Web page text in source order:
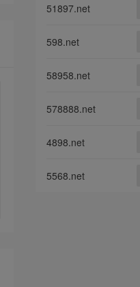
51897.net
598.net
58958.net
578888.net
4898.net
5568.net